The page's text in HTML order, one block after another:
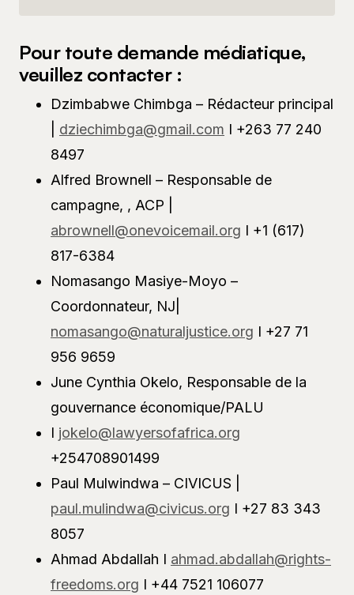
Pour toute demande médiatique,
veuillez contacter :
Dzimbabwe Chimbga – Rédacteur principal
dziechimbga@gmail.com I +263 77 240
8497
Alfred Brownell – Responsable de
campagne, , ACP |
abrownell@onevoicemail.org I +1 (617)
817-6384
Nomasango Masiye-Moyo –
Coordonnateur, NJ|
nomasango@naturaljustice.org I +27 71
956 9659
June Cynthia Okelo, Responsable de la
gouvernance économique/PALU
I jokelo@lawyersofafrica.org
+254708901499
Paul Mulwindwa – CIVICUS |
paul.mulindwa@civicus.org I +27 83 343
8057
Ahmad Abdallah I ahmad.abdallah@rights-
freedoms.org I +44 7521 106077